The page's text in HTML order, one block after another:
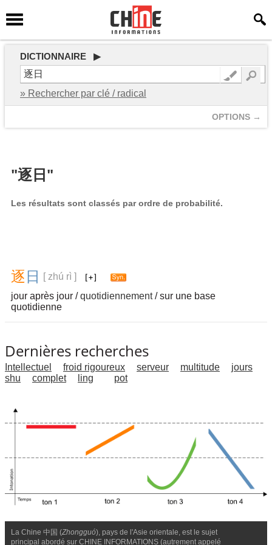
DICTIONNAIRE ▶
» Rechercher par clé / radical
OPTIONS →
"逐日"
Les résultats sont classés par ordre de probabilité.
逐 日
[ zhú rì ]
jour après jour /quotidiennement/ sur une base
quotidienne
Dernières recherches
Intellectuel froid rigoureux serveur multitude
jours
shu
complet ling pot
La Chine 中国 (Zhongguó), pays de l'Asie orientale, est le sujet
principal abordé sur CHINE INFORMATIONS (autrement appelé